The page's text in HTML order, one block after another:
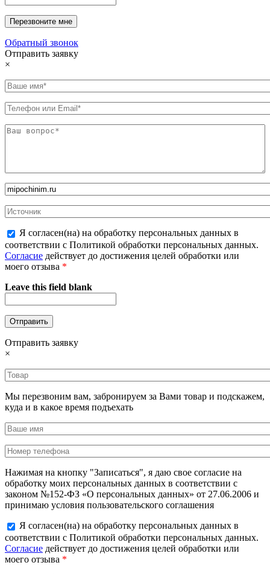
Обратный звонок
Отправить заявку
×
Я согласен(на) на обработку персональных данных в
соответствии с Политикой обработки персональных данных.
Согласие действует до достижения целей обработки или
моего отзыва *
Leave this field blank
Отправить заявку
×
Мы перезвоним вам, забронируем за Вами товар и подскажем,
куда и в какое время подъехать
Нажимая на кнопку "Записаться", я даю свое согласие на
обработку моих персональных данных в соответствии с
законом №152-ФЗ «О персональных данных» от 27.06.2006 и
принимаю условия пользовательского соглашения
Я согласен(на) на обработку персональных данных в
соответствии с Политикой обработки персональных данных.
Согласие действует до достижения целей обработки или
моего отзыва *